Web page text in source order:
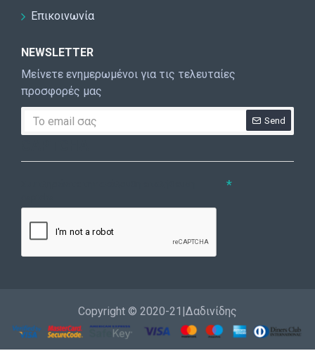
Επικοινωνία
NEWSLETTER
Μείνετε ενημερωμένοι για τις τελευταίες
προσφορές μας
Send
Copyright © 2020-21|Δαδινίδης
Σύνδεση Εγγραφή Επικοινωνία Καλέστε μας